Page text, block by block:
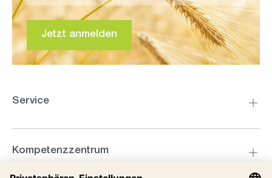
Jetzt anmelden
Service
Kompetenzzentrum